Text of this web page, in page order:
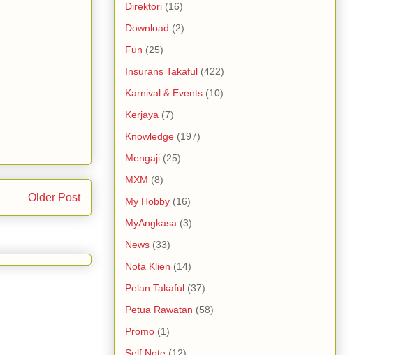
Older Post
Direktori (16)
Download (2)
Fun (25)
Insurans Takaful (422)
Karnival & Events (10)
Kerjaya (7)
Knowledge (197)
Mengaji (25)
MXM (8)
My Hobby (16)
MyAngkasa (3)
News (33)
Nota Klien (14)
Pelan Takaful (37)
Petua Rawatan (58)
Promo (1)
Self Note (12)